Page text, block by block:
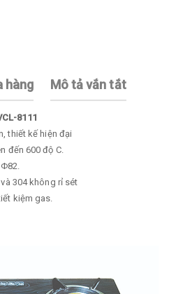
hàng Mô tả vắn tắt
8111
thiết kế hiện đại
đến 600 độ C.
304 không rỉ sét
kiệm gas.